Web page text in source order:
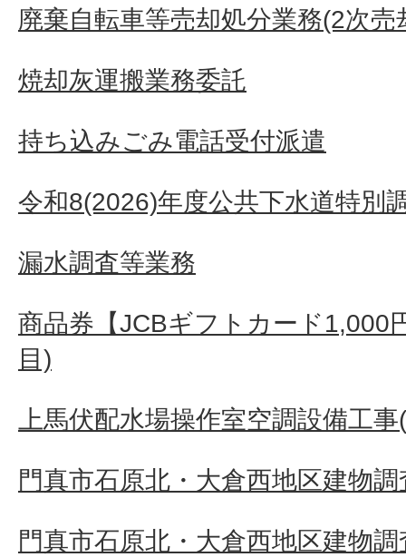
廃棄自転車等売却処分業務(2次売
焼却灰運搬業務委託
持ち込みごみ電話受付派遣
令和8(2026)年度公共下水道特別
漏水調査等業務
商品券【JCBギフトカード1,000
目)
上馬伏配水場操作室空調設備工
門真市石原北・大倉西地区建物
門真市石原北・大倉西地区建物